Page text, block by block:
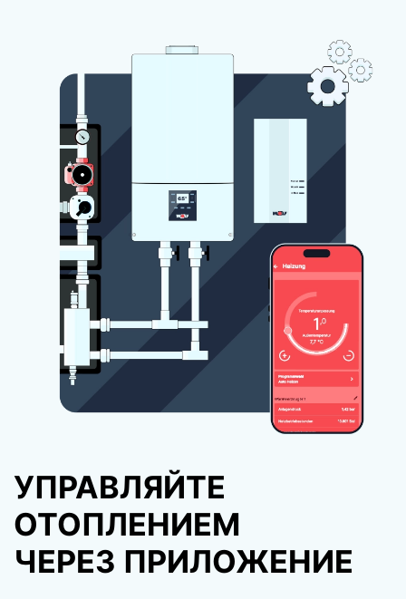
УПРАВЛЯЙТЕ
ОТОПЛЕНИЕМ
ЧЕРЕЗ ПРИЛОЖЕНИЕ